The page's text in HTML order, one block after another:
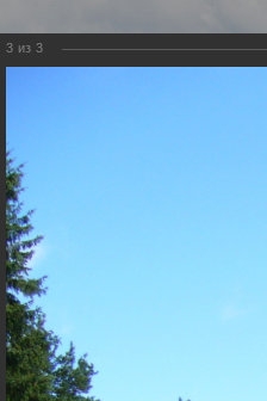
Экскурсия
3 из 3